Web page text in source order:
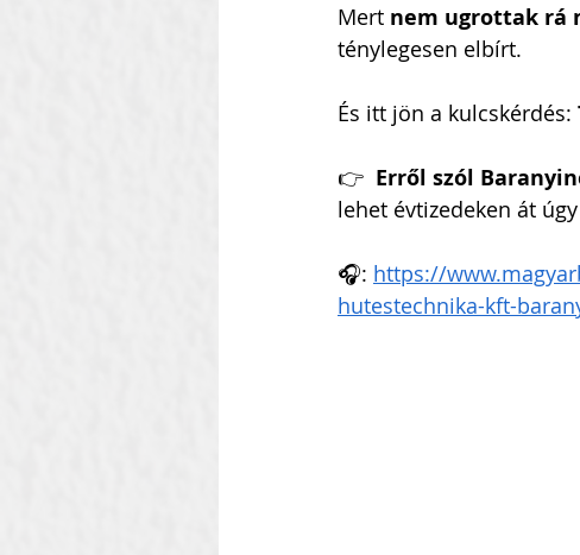
Szilágyi Attila Kolozsvári
Heti Ébresztő Heinbach
Mert nem ugrottak rá
ténylegesen elbírt.
És itt jön a kulcskérdés:
👉 Erről szól
lehet évtizedeken át
🎧: https://
hutestechnika-kft-